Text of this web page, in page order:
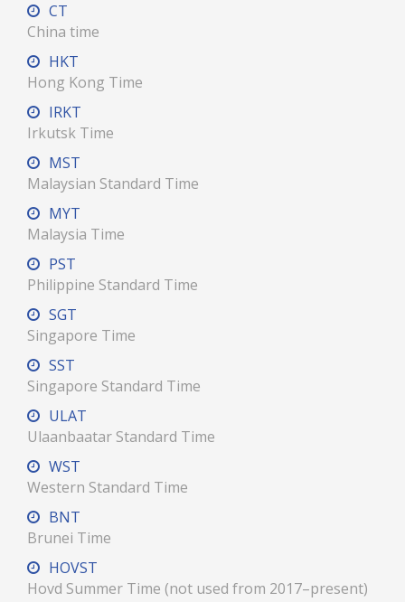
CT
China time
HKT
Hong Kong Time
IRKT
Irkutsk Time
MST
Malaysian Standard Time
MYT
Malaysia Time
PST
Philippine Standard Time
SGT
Singapore Time
SST
Singapore Standard Time
ULAT
Ulaanbaatar Standard Time
WST
Western Standard Time
BNT
Brunei Time
HOVST
Hovd Summer Time (not used from 2017–present)